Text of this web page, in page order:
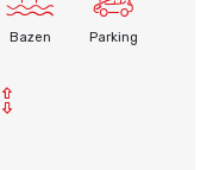
Bazen Parking